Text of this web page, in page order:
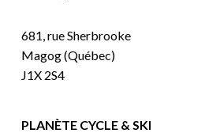
681, rue Sherbrooke
Magog (Québec)
J1X 2S4
PLANÈTE CYCLE & SKI